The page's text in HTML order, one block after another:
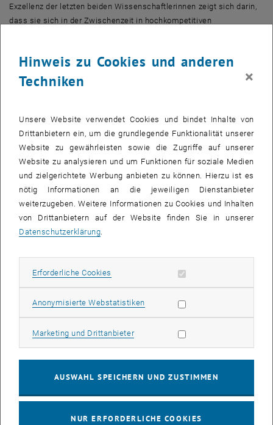
Exzellenz der letzten beiden Wissenschaftlerinnen zeigt sich darin,
dass sie sich in der Zwischenzeit in hochkompetitiven
Agata Ciabattoni
, seit 2012 Professorin für Nicht-klassische Logiken
PostDoc-Stelle. 2011 wurde sie mit einem START-Preis
ausgezeichnet - eine mit 1,2 Mio. Euro dotierte Förderung für
exzellente Nachwuchsforscher_innen. Das Ziel ihrer Forschung ist
es, mathematische und technische Tools zur Verfügung zu stellen,
die nichtklassische Logiken für Wissenschaftler_innen aus
verschiedenen Gebieten (z.B. Informatik, Mathematik, Philosophie,
Ingenieurswissenschaften) nutzbar machen.
AuchIvona Brandic, die im Februar 2016 eine Professur für High-
antreten wird, begann ihre Forschung an der TU Wien im Rahmen
einer Frauen-PostDoc-Stelle. Seitdem erwarb sie mehrere Preise für
ihre Arbeit, darunter den Wissenschaftspreis der TU Wien 2011
sowie einen START-Preis des FWF im Jahr 2015 für ihr
Forschungsprojekt im Bereich Cloud-Computing.
Dieser prestigeträchtige Preis des European Research Councils ist
Hinweis zu Cookies und anderen
Techniken
×
Unsere Website verwendet Cookies und bindet Inhalte von
Drittanbietern ein, um die grundlegende Funktionalität unserer
Website zu gewährleisten sowie die Zugriffe auf unserer
Website zu analysieren und um Funktionen für soziale Medien
und zielgerichtete Werbung anbieten zu können. Hierzu ist es
nötig Informationen an die jeweiligen Dienstanbieter
weiterzugeben. Weitere Informationen zu Cookies und Inhalten
von Drittanbietern auf der Website finden Sie in unserer
Datenschutzerklärung.
Erforderliche Cookies Erforderliche Cookies zulassen
Anonymisierte WebstatistikenStatistik Cookies zulassen
Marketing und DrittanbieterMarketing Cookies zulassen
AUSWAHL SPEICHERN UND ZUSTIMMEN
NUR ERFORDERLICHE COOKIES